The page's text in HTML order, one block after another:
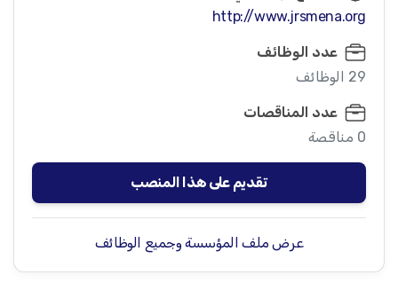
http://www.jrsmena.org
عدد الوظائف
29 الوظائف
عدد المناقصات
0 مناقصة
تقديم على هذا المنصب
عرض ملف المؤسسة وجميع الوظائف